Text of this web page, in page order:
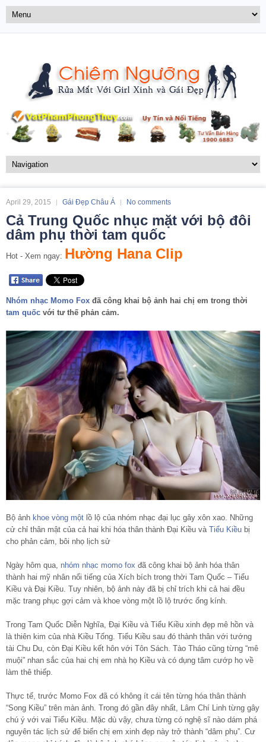
April 29, 2015 Gái Đẹp Châu Á No comments
Cả Trung Quốc nhục mặt với bộ đôi
dâm phụ thời tam quốc
Hot - Xem ngay: Hường Hana Clip
Nhóm nhạc Momo Fox đã công khai bộ ảnh hai chị em trong thời
tam quốc với tư thế phản cảm.
Bộ ảnh khoe vòng một lồ lộ của nhóm nhạc đại lục gây xôn xao. Những
cử chỉ thân mật của cả hai khi hóa thân thành Đại Kiều và Tiểu Kiều bị
cho phản cảm, bôi nhọ lịch sử
Ngày hôm qua, nhóm nhạc momo fox đã công khai bộ ảnh hóa thân
thành hai mỹ nhân nổi tiếng của Xích bích trong thời Tam Quốc – Tiểu
Kiều và Đại Kiều. Tuy nhiên, bộ ảnh này đã bị chỉ trích khi cả hai đều
mặc trang phục gợi cảm và khoe vòng một lồ lộ trước ống kính.
Trong Tam Quốc Diễn Nghĩa, Đại Kiều và Tiểu Kiều xinh đẹp mê hồn và
là thiên kim của nhà Kiều Tống. Tiểu Kiều sau đó thành thân với tướng
tài Chu Du, còn Đại Kiều kết hôn với Tôn Sách. Tào Tháo cũng từng “mê
muội” nhan sắc của hai chị em nhà họ Kiều và có dụng tâm cướp họ về
làm thê thiếp.
Thực tế, trước Momo Fox đã có không ít cái tên từng hóa thân thành
“Song Kiều” trên màn ảnh. Trong đó gần đây nhất, Lâm Chí Linh từng gây
chú ý với vai Tiểu Kiều. Mặc dù vậy, chưa từng có nghệ sĩ nào dám phá
nguyên tác lịch sử để biến chị em xinh đẹp này trở thành “dâm phụ”. Cư